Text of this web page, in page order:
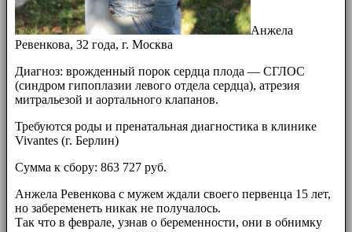
Анжела
Ревенкова, 32 года, г. Москва
Диагноз: врожденный порок сердца плода — СГЛОС
(синдром гипоплазии левого отдела сердца), атрезия
митральезой и аортального клапанов.
Требуются роды и пренатальная диагностика в клинике
Vivantes (г. Берлин)
Сумма к сбору: 863 727 руб.
Анжела Ревенкова с мужем ждали своего первенца 15 лет,
но забеременеть никак не получалось.
Так что в феврале, узнав о беременности, они в обнимку